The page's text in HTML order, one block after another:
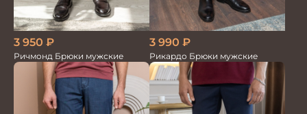
3 950 ₽
Ричмонд Брюки мужские
3 990 ₽
Рикардо Брюки мужские